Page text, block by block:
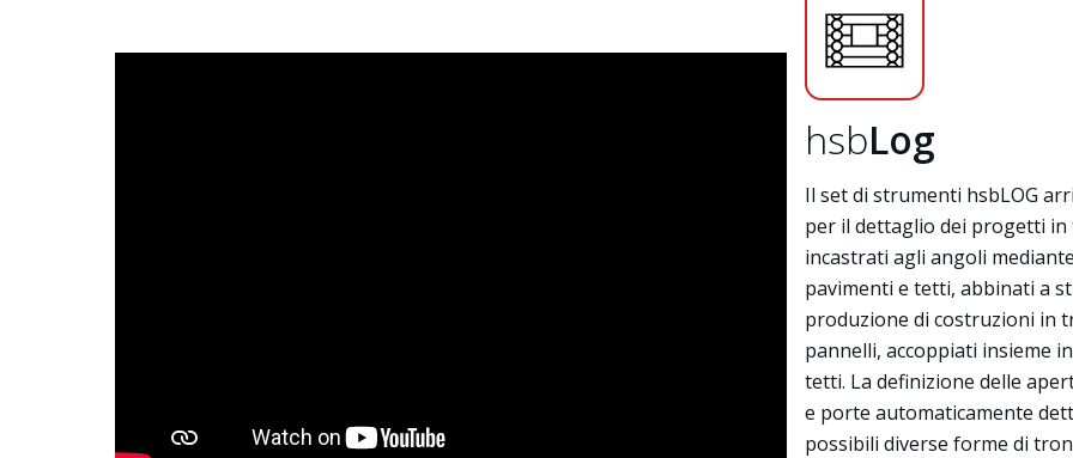
hsbLog
Il set di strumenti hsbLOG
per il dettaglio dei progetti
incastrati agli angoli
pavimenti e tetti, abbinati a
produzione di costruzioni in
pannelli, accoppiati insieme
tetti. La definizione delle
e porte automaticamente
possibili diverse forme di